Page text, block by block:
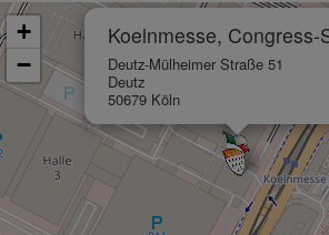
Koelnmesse, Congress-
Deutz-Mülheimer Straße 51
Deutz
50679 Köln
+
−